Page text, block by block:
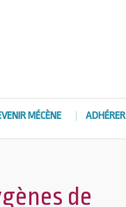
MÉCÈNE ADHÉRER
de